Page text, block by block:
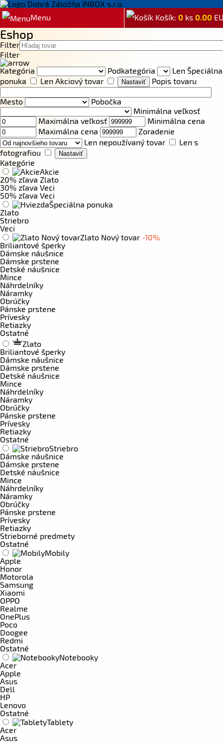
Menu Košík: 0 ks 0.00
Eshop
Filter
Filter
Kategória
Podkategória
Len Špeciálna
ponuka
Len Akciový tovar Popis tovaru
Mesto
Pobočka
Minimálna veľkosť
Maximálna veľkosť
Minimálna cena
Maximálna cena
Zoradenie
Len nepoužívaný tovar
Len s
fotografiou
Kategórie
Akcie
20% zľava Zlato
30% zľava Veci
50% zľava Veci
Špeciálna ponuka
Zlato
Striebro
Veci
Zlato Nový tovar -10%
Briliantové šperky
Dámske náušnice
Dámske prstene
Detské náušnice
Mince
Náhrdelníky
Náramky
Obrúčky
Pánske prstene
Prívesky
Retiazky
Ostatné
Zlato
Briliantové šperky
Dámske náušnice
Dámske prstene
Detské náušnice
Mince
Náhrdelníky
Náramky
Obrúčky
Pánske prstene
Prívesky
Retiazky
Ostatné
Striebro
Dámske náušnice
Dámske prstene
Detské náušnice
Mince
Náhrdelníky
Náramky
Obrúčky
Pánske prstene
Prívesky
Retiazky
Strieborné predmety
Ostatné
Mobily
Apple
Honor
Motorola
Samsung
Xiaomi
OPPO
Realme
OnePlus
Poco
Doogee
Redmi
Ostatné
Notebooky
Acer
Apple
Asus
Dell
HP
Lenovo
Ostatné
Tablety
Acer
Asus